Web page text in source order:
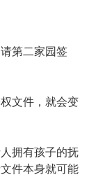
第二家园签
文件，就会变
拥有孩子的抚
件本身就可能